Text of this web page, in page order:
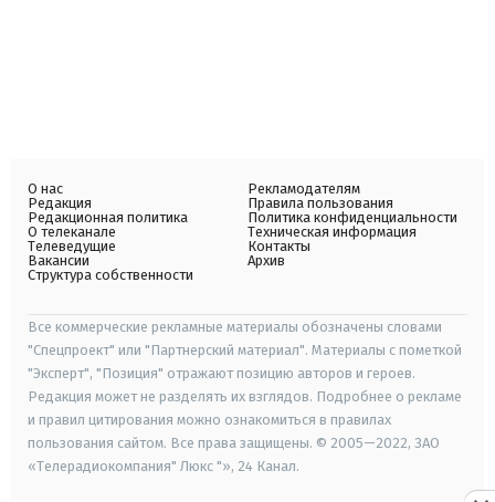
О нас
Редакция
Редакционная политика
О телеканале
Телеведущие
Вакансии
Структура собственности
Рекламодателям
Правила пользования
Политика конфиденциальности
Техническая информация
Контакты
Архив
Все коммерческие рекламные материалы обозначены словами
"Спецпроект" или "Партнерский материал". Материалы с пометкой
"Эксперт", "Позиция" отражают позицию авторов и героев.
Редакция может не разделять их взглядов. Подробнее о рекламе
и правил цитирования можно ознакомиться в правилах
пользования сайтом. Все права защищены. © 2005—2022, ЗАО
«Телерадиокомпания" Люкс "», 24 Канал.